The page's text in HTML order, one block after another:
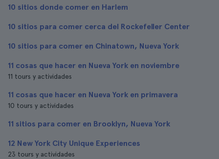
10 sitios donde comer en Harlem
10 sitios para comer cerca del Rockefeller Center
10 sitios para comer en Chinatown, Nueva York
11 cosas que hacer en Nueva York en noviembre
11 tours y actividades
11 cosas que hacer en Nueva York en primavera
10 tours y actividades
11 sitios para comer en Brooklyn, Nueva York
12 New York City Unique Experiences
23 tours y actividades